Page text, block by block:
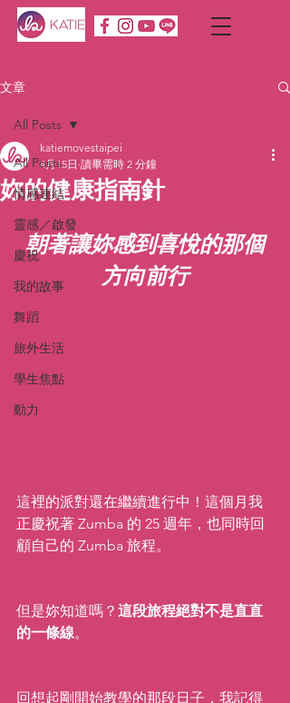
文章
All Posts
情感連結
靈感／啟發
慶祝
我的故事
舞蹈
旅外生活
學生焦點
動力
All Posts
妳的健康指南針
katiemovestaipei
4月15日 讀畢需時 2 分鐘
朝著讓妳感到喜悅的那個
方向前行
這裡的派對還在繼續進行中！這個月我
正慶祝著 Zumba 的 25 週年，也同時回
顧自己的 Zumba 旅程。
但是妳知道嗎？ 這段旅程絕對不是直直
的一條線。
回想起剛開始教學的那段日子，我記得